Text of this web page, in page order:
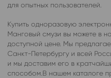
для опытных пользователей.
Купить одноразовую
Манговый смузи вы можете в
доступной цене. Мы
Санкт-Петербургу и всей
и мы доставим его в
способом.В нашем каталоге